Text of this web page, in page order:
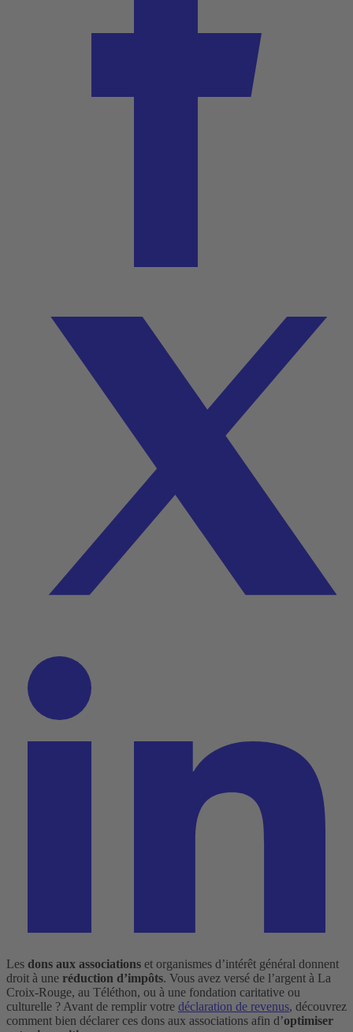
Les dons aux associations et organismes d’intérêt général donnent
droit à une réduction d’impôts. Vous avez versé de l’argent à La
Croix-Rouge, au Téléthon, ou à une fondation caritative ou
culturelle ? Avant de remplir votre déclaration de revenus, découvrez
comment bien déclarer ces dons aux associations afin d’optimiser